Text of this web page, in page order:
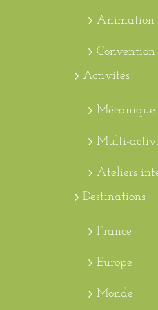
Animation
Convention
Activités
Mécanique
Multi-
Ateliers
Destinations
France
Europe
Monde